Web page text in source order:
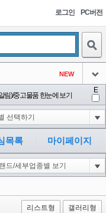
로그인 PC버전
NEW
아이콘
아이콘
아이콘
1
아이콘
1
림)/중고물품 한눈에 보기
E
목록 마이페이지
리스트형 갤러리형